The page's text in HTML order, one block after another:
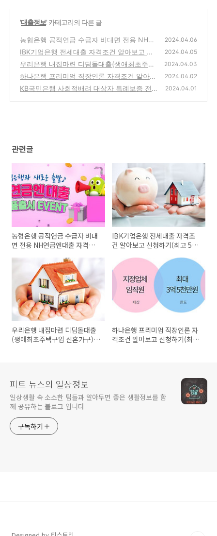
'대출정보' 카테고리의 다른 글
농협은행 공적연금 수급자 비대면 전용 NH연
금엔대출 자격조건 알아보고 신청하기(최대 5
천만원까지)
(17)
2024.04.06
IBK기업은행 전세대출 자격조건 알아보고 신
청하기(최고 5억원까지)
(19)
2024.04.05
우리은행 내집마련 디딤돌대출(생애최초주택
구입 신혼가구) 자격조건 알아보고 신청하기
(최대 4억원까지)
(21)
2024.04.03
하나은행 프리미엄 직장인론 자격조건 알아보
고 신청하기(최대 3억5천만원까지)
(21)
2024.04.02
KB국민은행 사회적배려 대상자 특례보증 전세
2024.04.01
관련글
농협은행 공적연금 수급자 비대
면 전용 NH연금엔대출 자격조
IBK기업은행 전세대출 자격조
건 알아보고 신청하기(최고 5억
우리은행 내집마련 디딤돌대출
(생애최초주택구입 신혼가구)
하나은행 프리미엄 직장인론 자
격조건 알아보고 신청하기(최대
피트 뉴스의 일상정보
일상생활 속 소소한 팁들과 알아두면 좋은 생활정보를 함
께 공유하는 블로그 입니다
구독하기